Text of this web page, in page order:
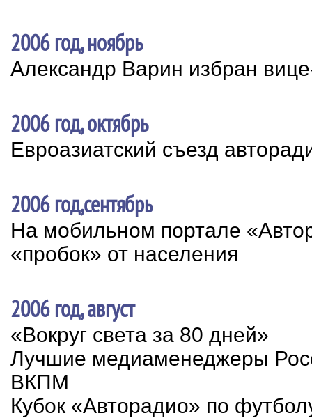
2006 год, ноябрь
Александр Варин избран
2006 год, октябрь
Евроазиатский съезд
2006 год,сентябрь
На мобильном портале
«пробок» от населения
2006 год, август
«Вокруг света за 80 дней»
Лучшие медиаменеджеры
ВКПМ
Кубок «Авторадио» по